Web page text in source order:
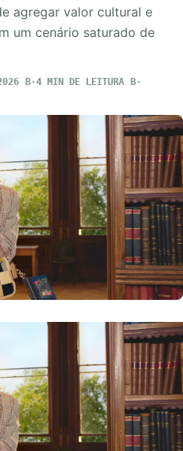
agregar valor cultural e
um cenário saturado de
4 MIN DE LEITURA